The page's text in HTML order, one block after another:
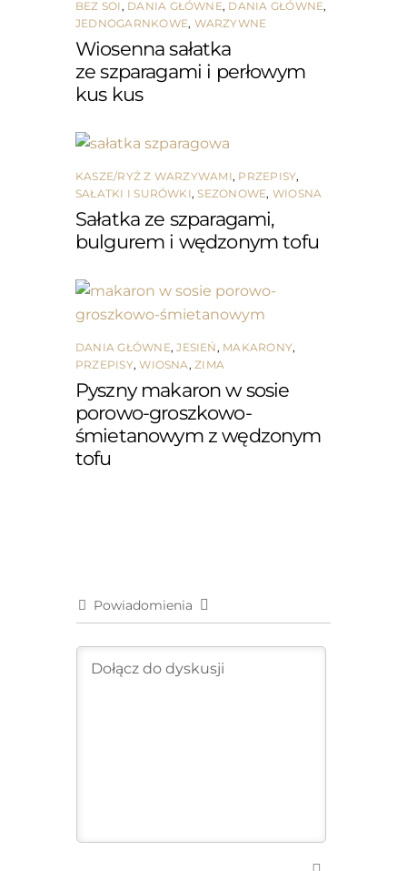
BEZ SOI , DANIA GŁÓWNE, DANIA GŁÓWNE,
JEDNOGARNKOWE, WARZYWNE
Wiosenna sałatka
ze szparagami i perłowym
kus kus
KASZE/RYŻ Z WARZYWAMI, PRZEPISY,
SAŁATKI I SURÓWKI,SEZONOWE, WIOSNA
Sałatka ze szparagami,
bulgurem i wędzonym tofu
DANIA GŁÓWNE,JESIEŃ, MAKARONY,
PRZEPISY,WIOSNA,ZIMA
Pyszny makaron w sosie
porowo-groszkowo-
śmietanowym z wędzonym
tofu
Powiadomienia